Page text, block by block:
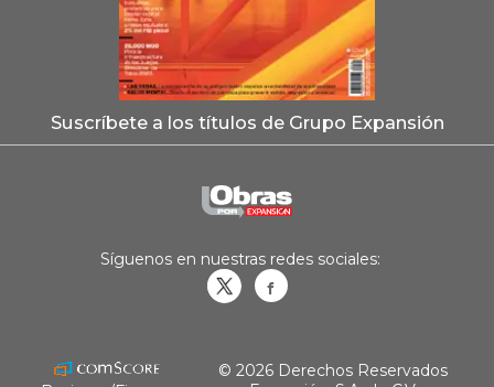
Suscríbete a los títulos de Grupo Expansión
Síguenos en nuestras redes sociales:
© 2026 Derechos Reservados